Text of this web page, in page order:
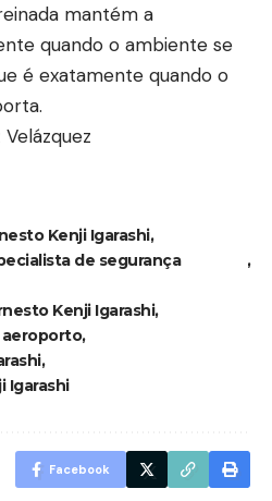
mantém a
quando o ambiente se
é exatamente quando o
Kenji Igarashi
de segurança
Kenji Igarashi
aeroporto
Igarashi
Facebook